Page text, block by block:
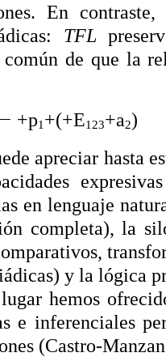
En contraste,
TFL
común de que la
+p1 +(+E123+a2)
apreciar hasta
en lenguaje
completa), la
y la lógica
hemos
e inferenciales
(Castro-